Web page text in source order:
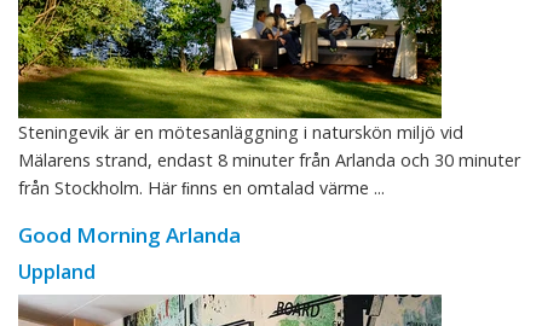
Steningevik är en mötesanläggning i naturskön miljö vid
Mälarens strand, endast 8 minuter från Arlanda och 30 minuter
från Stockholm. Här ﬁnns en omtalad värme ...
Good Morning Arlanda
Uppland